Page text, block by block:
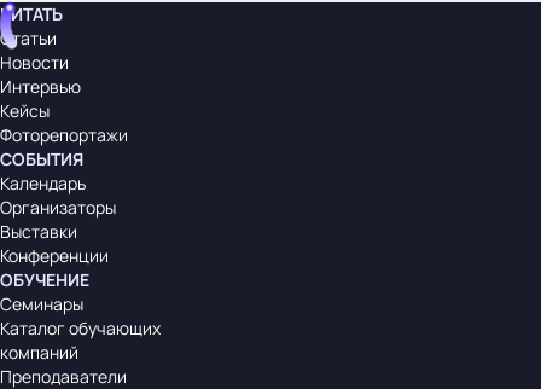
ЧИТАТЬ
Статьи
Новости
Интервью
Кейсы
Фоторепортажи
СОБЫТИЯ
Календарь
Организаторы
Выставки
Конференции
ОБУЧЕНИЕ
Семинары
Каталог обучающих
компаний
Преподаватели